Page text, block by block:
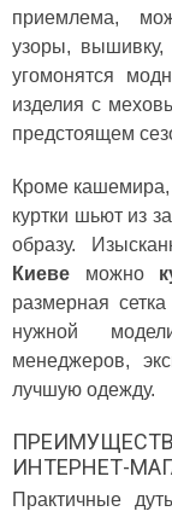
приемлема,
узоры, вышивку,
угомонятся
изделия с
предстоящем
Кроме кашемира,
куртки шьют из
образу.
Киеве можно
размерная
нужной
менеджеров,
лучшую одежду.
ИНТЕРНЕТ-
Практичные